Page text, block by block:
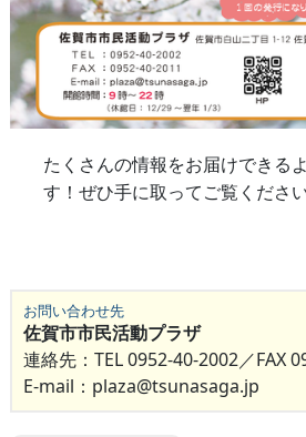
たくさんの情報をお届けできる
す！ぜひ手に取ってご覧くださ
お問い合わせ先
佐賀市市民活動プラザ
連絡先：TEL 0952-40-2002／FAX
E-mail：plaza@tsunasaga.jp